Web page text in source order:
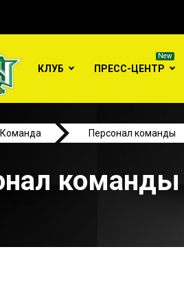
КЛУБ ПРЕСС-ЦЕНТР
Команда Персонал команды
команды